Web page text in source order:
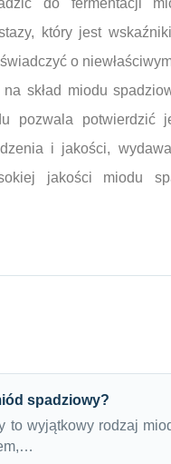
który jest
o
skład miodu
pozwala potwierdzić
i jakości,
jakości miodu
spadziowy?
to wyjątkowy rodzaj